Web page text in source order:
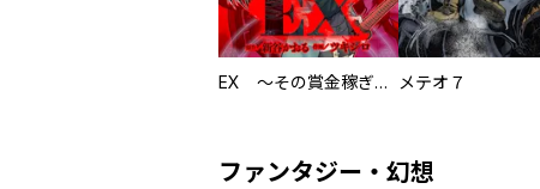
EX ～その賞金稼ぎは、世界の出口を探す～【単行本版】 メテオ７
ファンタジー・幻想